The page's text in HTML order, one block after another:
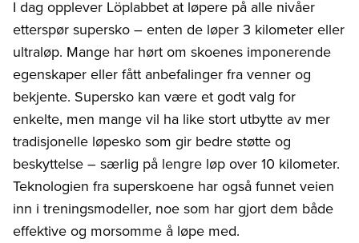
I dag opplever Löplabbet at løpere på alle nivåer
etterspør supersko – enten de løper 3 kilometer eller
ultraløp. Mange har hørt om skoenes imponerende
egenskaper eller fått anbefalinger fra venner og
bekjente. Supersko kan være et godt valg for
enkelte, men mange vil ha like stort utbytte av mer
tradisjonelle løpesko som gir bedre støtte og
beskyttelse – særlig på lengre løp over 10 kilometer.
Teknologien fra superskoene har også funnet veien
inn i treningsmodeller, noe som har gjort dem både
effektive og morsomme å løpe med.